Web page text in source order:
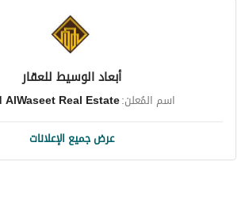
أبعاد الوسيط للعقار
اسم المُعلن:AlWaseet Real Estate
عرض جميع الإعلانات